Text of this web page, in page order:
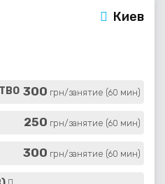
Киев
300 грн/занятие (60 мин)
250 грн/занятие (60 мин)
300 грн/занятие (60 мин)